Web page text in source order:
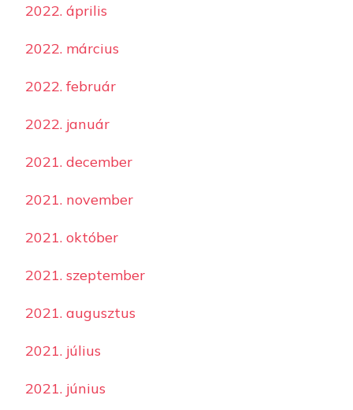
2022. április
2022. március
2022. február
2022. január
2021. december
2021. november
2021. október
2021. szeptember
2021. augusztus
2021. július
2021. június